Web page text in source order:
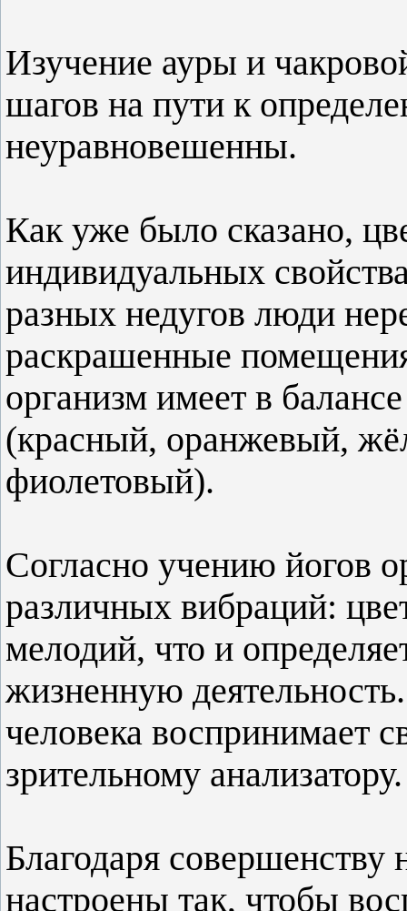
Изучение ауры и
шагов на пути к
неуравновешенны.
Как уже было сказано,
индивидуальных
разных недугов люди
раскрашенные
организм имеет в
(красный, оранжевый,
фиолетовый).
Согласно учению йогов
различных вибраций:
мелодий, что и
жизненную
человека воспринимает
зрительному анализатору.
Благодаря совершенству
настроены так, чтобы